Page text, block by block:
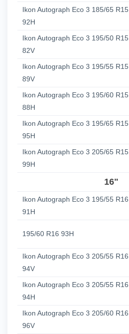
Ikon Autograph Eco 3 185/65 R15
92H
Ikon Autograph Eco 3 195/50 R15
82V
Ikon Autograph Eco 3 195/55 R15
89V
Ikon Autograph Eco 3 195/60 R15
88H
Ikon Autograph Eco 3 195/65 R15
95H
Ikon Autograph Eco 3 205/65 R15
99H
16"
Ikon Autograph Eco 3 195/55 R16
91H
195/60 R16 93H
Ikon Autograph Eco 3 205/55 R16
94V
Ikon Autograph Eco 3 205/55 R16
94H
Ikon Autograph Eco 3 205/60 R16
96V